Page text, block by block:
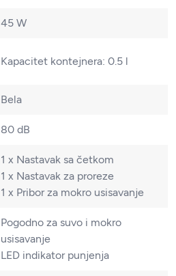
45 W
Kapacitet kontejnera: 0.5 l
Bela
80 dB
1 x Nastavak sa četkom
1 x Nastavak za proreze
1 x Pribor za mokro usisavanje
Pogodno za suvo i mokro
usisavanje
LED indikator punjenja